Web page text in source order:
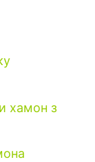
хамон з